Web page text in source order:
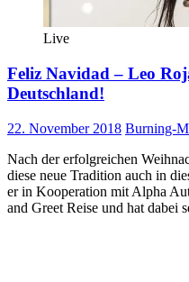
Live
Feliz Navidad – Leo
Deutschland!
22. November 2018 Burning-
Nach der erfolgreichen
diese neue Tradition auch in
er in Kooperation mit Alpha
and Greet Reise und hat dabei